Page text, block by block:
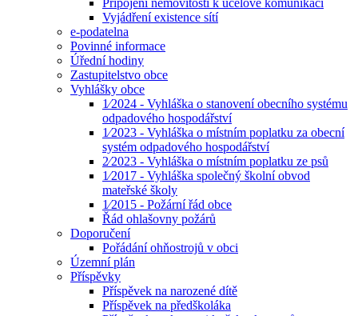
Připojení nemovitosti k účelové komunikaci
Vyjádření existence sítí
e-podatelna
Povinné informace
Úřední hodiny
Zastupitelstvo obce
Vyhlášky obce
1⁄2024 - Vyhláška o stanovení obecního systému
odpadového hospodářství
1⁄2023 - Vyhláška o místním poplatku za obecní
systém odpadového hospodářství
2⁄2023 - Vyhláška o místním poplatku ze psů
1⁄2017 - Vyhláška společný školní obvod
mateřské školy
1⁄2015 - Požární řád obce
Řád ohlašovny požárů
Doporučení
Pořádání ohňostrojů v obci
Územní plán
Příspěvky
Příspěvek na narozené dítě
Příspěvek na předškoláka